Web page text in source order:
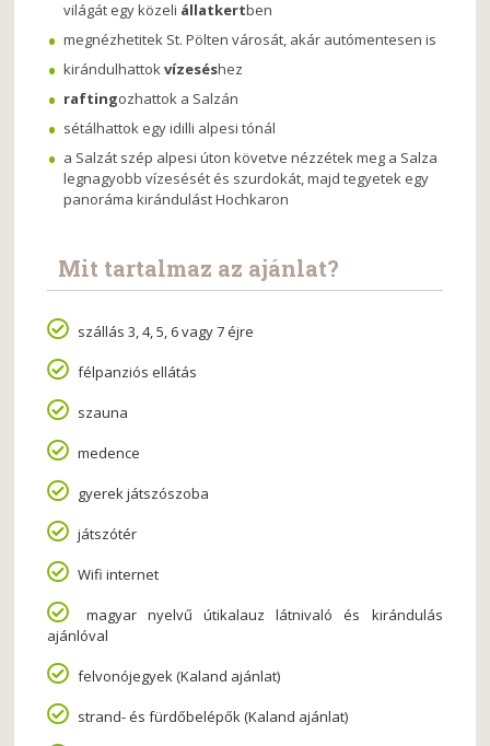
világát egy közeli állatkertben
megnézhetitek St. Pölten városát, akár autómentesen is
kirándulhattokvízeséshez
raftingozhattok a Salzán
sétálhattok egy idilli alpesi tónál
a Salzát szép alpesi úton követve nézzétek meg a Salza
legnagyobb vízesését és szurdokát, majd tegyetek egy
panoráma kirándulást Hochkaron
Mit tartalmaz az ajánlat?
szállás 3, 4, 5, 6 vagy 7 éjre
félpanziós ellátás
szauna
medence
gyerek játszószoba
játszótér
Wifi internet
magyar nyelvű útikalauz látnivaló és kirándulás
ajánlóval
felvonójegyek (Kaland ajánlat)
strand- és fürdőbelépők (Kaland ajánlat)